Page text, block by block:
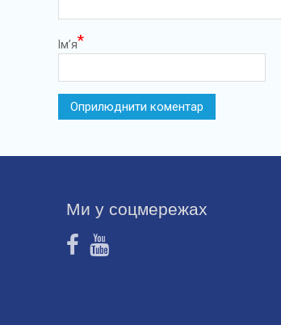
Ім’я*
Ми у соцмережах